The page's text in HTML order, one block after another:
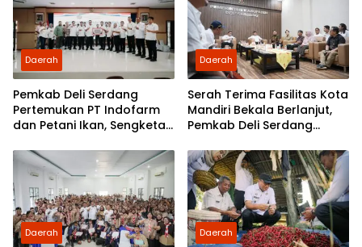
Daerah
Pemkab Deli Serdang
Pertemukan PT Indofarm
dan Petani Ikan, Sengketa
Daerah
Serah Terima Fasilitas Kota
Mandiri Bekala Berlanjut,
Pemkab Deli Serdang
Daerah Daerah